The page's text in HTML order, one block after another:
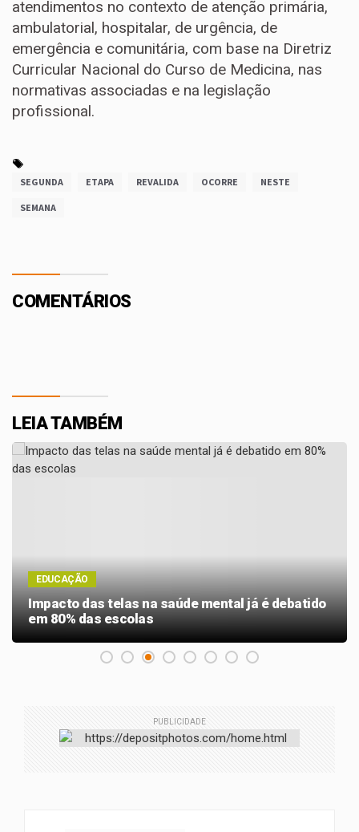
atendimentos no contexto de atenção primária,
ambulatorial, hospitalar, de urgência, de
emergência e comunitária, com base na Diretriz
Curricular Nacional do Curso de Medicina, nas
normativas associadas e na legislação
profissional.
SEGUNDA ETAPA REVALIDA OCORRE NESTE
SEMANA
COMENTÁRIOS
LEIA TAMBÉM
EDUCAÇÃO
Impacto das telas na saúde mental já é debatido
em 80% das escolas
PUBLICIDADE